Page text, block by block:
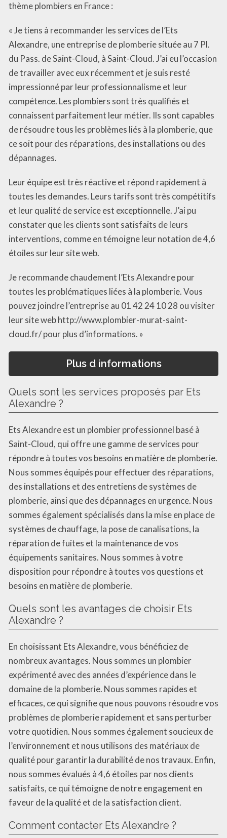
thème plombiers en France :
« Je tiens à recommander les services de l’Ets
Alexandre, une entreprise de plomberie située au 7 Pl.
du Pass. de Saint-Cloud, à Saint-Cloud. J’ai eu l’occasion
de travailler avec eux récemment et je suis resté
impressionné par leur professionnalisme et leur
compétence. Les plombiers sont très qualifiés et
connaissent parfaitement leur métier. Ils sont capables
de résoudre tous les problèmes liés à la plomberie, que
ce soit pour des réparations, des installations ou des
dépannages.
Leur équipe est très réactive et répond rapidement à
toutes les demandes. Leurs tarifs sont très compétitifs
et leur qualité de service est exceptionnelle. J’ai pu
constater que les clients sont satisfaits de leurs
interventions, comme en témoigne leur notation de 4,6
étoiles sur leur site web.
Je recommande chaudement l’Ets Alexandre pour
toutes les problématiques liées à la plomberie. Vous
pouvez joindre l’entreprise au 01 42 24 10 28 ou visiter
leur site web http://www.plombier-murat-saint-
cloud.fr/ pour plus d’informations. »
Plus d informations
Quels sont les services proposés par Ets
Alexandre ?
Ets Alexandre est un plombier professionnel basé à
Saint-Cloud, qui offre une gamme de services pour
répondre à toutes vos besoins en matière de plomberie.
Nous sommes équipés pour effectuer des réparations,
des installations et des entretiens de systèmes de
plomberie, ainsi que des dépannages en urgence. Nous
sommes également spécialisés dans la mise en place de
systèmes de chauffage, la pose de canalisations, la
réparation de fuites et la maintenance de vos
équipements sanitaires. Nous sommes à votre
disposition pour répondre à toutes vos questions et
besoins en matière de plomberie.
Quels sont les avantages de choisir Ets
Alexandre ?
En choisissant Ets Alexandre, vous bénéficiez de
nombreux avantages. Nous sommes un plombier
expérimenté avec des années d’expérience dans le
domaine de la plomberie. Nous sommes rapides et
efficaces, ce qui signifie que nous pouvons résoudre vos
problèmes de plomberie rapidement et sans perturber
votre quotidien. Nous sommes également soucieux de
l’environnement et nous utilisons des matériaux de
qualité pour garantir la durabilité de nos travaux. Enfin,
nous sommes évalués à 4,6 étoiles par nos clients
satisfaits, ce qui témoigne de notre engagement en
faveur de la qualité et de la satisfaction client.
Comment contacter Ets Alexandre ?